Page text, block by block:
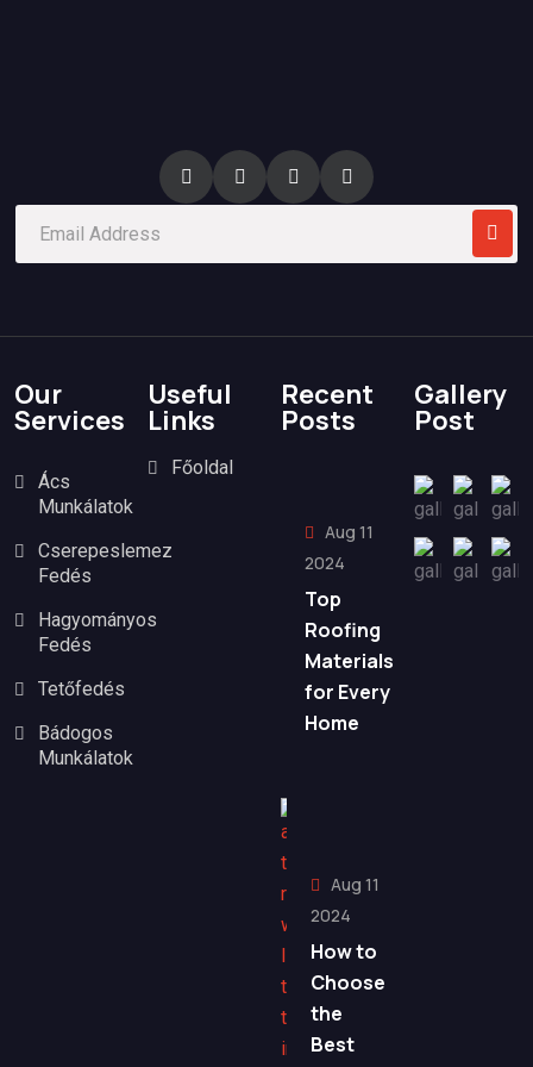
Our
Services
Ács
Munkálatok
Cserepeslemez
Fedés
Hagyományos
Fedés
Tetőfedés
Bádogos
Munkálatok
Useful
Links
Főoldal
Recent
Posts
Aug 11
2024
Top
Roofing
Materials
for Every
Home
Aug 11
2024
How to
Choose
the
Best
Gallery
Post